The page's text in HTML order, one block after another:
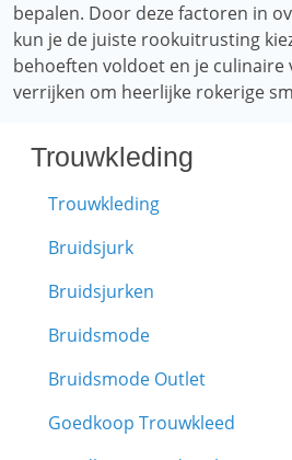
bepalen. Door deze factoren in
kun je de juiste rookuitrusting
behoeften voldoet en je culinaire
verrijken om heerlijke rokerige
Trouwkleding
Trouwkleding
Bruidsjurk
Bruidsjurken
Bruidsmode
Bruidsmode Outlet
Goedkoop Trouwkleed